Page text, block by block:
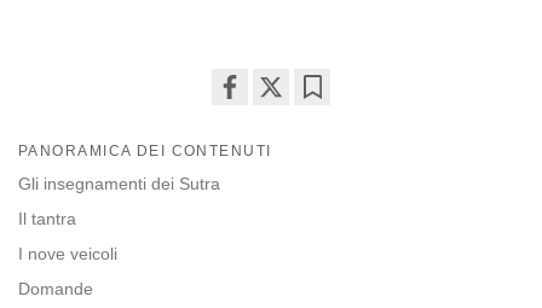
on
PANORAMICA DEI CONTENUTI
Gli insegnamenti dei Sutra
Il tantra
I nove veicoli
Domande